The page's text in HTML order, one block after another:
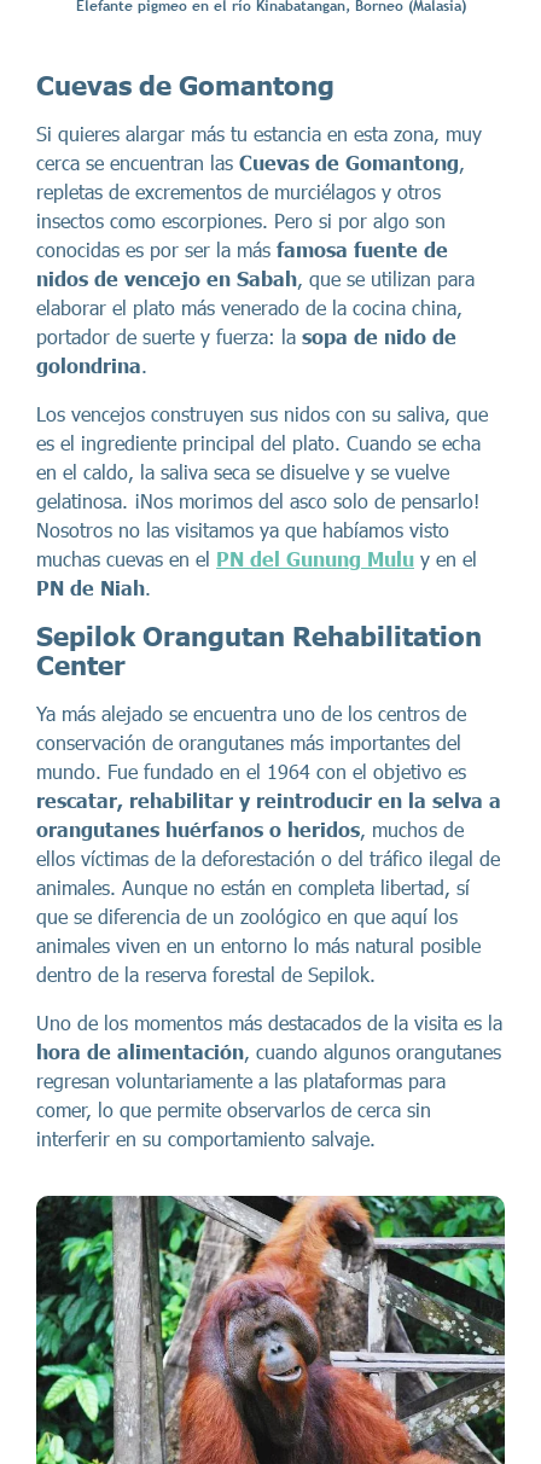
Elefante pigmeo en el río Kinabatangan, Borneo (Malasia)
Cuevas de Gomantong
Si quieres alargar más tu estancia en esta zona, muy
cerca se encuentran las Cuevas de Gomantong,
repletas de excrementos de murciélagos y otros
insectos como escorpiones. Pero si por algo son
conocidas es por ser la más famosa fuente de
nidos de vencejo en Sabah, que se utilizan para
elaborar el plato más venerado de la cocina china,
portador de suerte y fuerza: la sopa de nido de
golondrina.
Los vencejos construyen sus nidos con su saliva, que
es el ingrediente principal del plato. Cuando se echa
en el caldo, la saliva seca se disuelve y se vuelve
gelatinosa. ¡Nos morimos del asco solo de pensarlo!
Nosotros no las visitamos ya que habíamos visto
muchas cuevas en el PN del Gunung Mulu y en el
PN de Niah.
Sepilok Orangutan Rehabilitation
Center
Ya más alejado se encuentra uno de los centros de
conservación de orangutanes más importantes del
mundo. Fue fundado en el 1964 con el objetivo es
rescatar, rehabilitar y reintroducir en la selva a
orangutanes huérfanos o heridos, muchos de
ellos víctimas de la deforestación o del tráfico ilegal de
animales. Aunque no están en completa libertad, sí
que se diferencia de un zoológico en que aquí los
animales viven en un entorno lo más natural posible
dentro de la reserva forestal de Sepilok.
Uno de los momentos más destacados de la visita es la
hora de alimentación, cuando algunos orangutanes
regresan voluntariamente a las plataformas para
comer, lo que permite observarlos de cerca sin
interferir en su comportamiento salvaje.